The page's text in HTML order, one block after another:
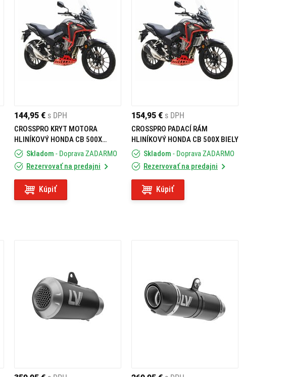
144,95 € s DPH
CROSSPRO KRYT MOTORA
HLINÍKOVÝ HONDA CB 500X
ČERVENÝ
Skladom - Doprava ZADARMO
Rezervovať na predajni
Kúpiť
154,95 € s DPH
CROSSPRO PADACÍ RÁM
HLINÍKOVÝ HONDA CB 500X BIELY
Skladom - Doprava ZADARMO
Rezervovať na predajni
Kúpiť